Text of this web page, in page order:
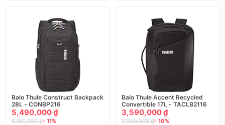
Balo Thule Construct Backpack
28L - CONBP216
5,490,000 ₫
6,150,000 ₫- 11%
Balo Thule Accent Recycled
Convertible 17L - TACLB2116
3,590,000 ₫
3,990,000 ₫- 10%